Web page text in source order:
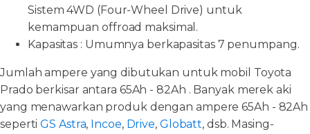
Sistem 4WD (Four-Wheel Drive) untuk
kemampuan offroad maksimal.
Kapasitas : Umumnya berkapasitas 7 penumpang.
Jumlah ampere yang dibutukan untuk mobil Toyota
Prado berkisar antara 65Ah - 82Ah . Banyak merek aki
yang menawarkan produk dengan ampere 65Ah - 82Ah
sepertiGS Astra, Incoe, Drive, Globatt, dsb. Masing-